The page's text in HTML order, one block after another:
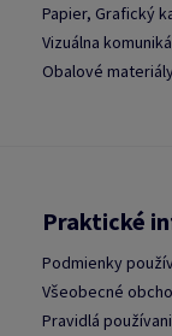
Papier, Grafický
Vizuálna
Obalové
Praktické
Podmienky
Všeobecné
Pravidlá